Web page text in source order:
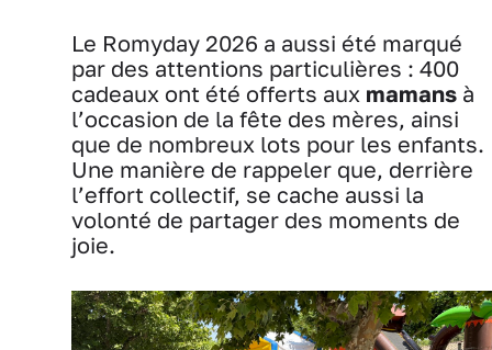
Le Romyday 2026 a aussi été marqué
par des attentions particulières : 400
cadeaux ont été offerts aux mamans à
l’occasion de la fête des mères, ainsi
que de nombreux lots pour les enfants.
Une manière de rappeler que, derrière
l’effort collectif, se cache aussi la
volonté de partager des moments de
joie.